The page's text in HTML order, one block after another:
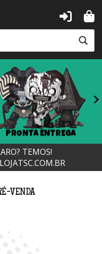
PRONTA ENTREGA
Next
TEMOS!
VENDA